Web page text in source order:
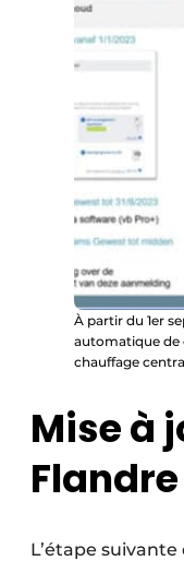
À partir du 1er
automatique de
chauffage
Mise à
Flandre
L’étape